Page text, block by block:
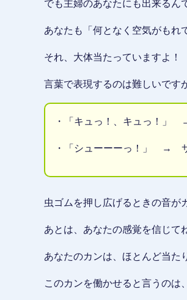
でも主婦のあなたにも出来るん
あなたも「何となく空気がもれ
それ、大体当たっていますよ！
言葉で表現するのは難しいです
・「キュっ！、キュっ！」
・「シューーーっ！」 → サ
虫ゴムを押し広げるときの音が
あとは、あなたの感覚を信じて
あなたのカンは、ほとんど当た
このカンを働かせると言うのは